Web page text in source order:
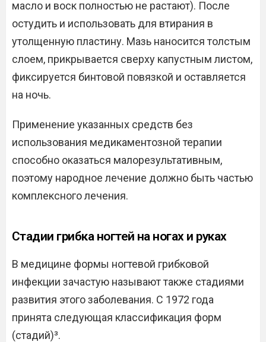
масло и воск полностью не растают). После
остудить и использовать для втирания в
утолщенную пластину. Мазь наносится толстым
слоем, прикрывается сверху капустным листом,
фиксируется бинтовой повязкой и оставляется
на ночь.
Применение указанных средств без
использования медикаментозной терапии
способно оказаться малорезультативным,
поэтому народное лечение должно быть частью
комплексного лечения.
Стадии грибка ногтей на ногах и руках
В медицине формы ногтевой грибковой
инфекции зачастую называют также стадиями
развития этого заболевания. С 1972 года
принята следующая классификация форм
(стадий)³.